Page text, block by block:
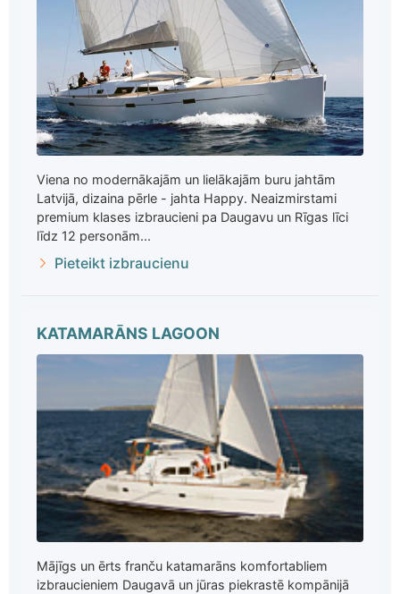
Viena no modernākajām un lielākajām buru jahtām
Latvijā, dizaina pērle - jahta Happy. Neaizmirstami
premium klases izbraucieni pa Daugavu un Rīgas līci
līdz 12 personām...
Pieteikt izbraucienu
KATAMARĀNS LAGOON
Mājīgs un ērts franču katamarāns komfortabliem
izbraucieniem Daugavā un jūras piekrastē kompānijā